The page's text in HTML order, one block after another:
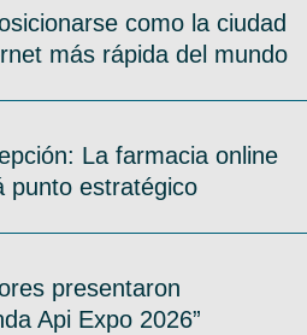
como la ciudad
más rápida del mundo
La farmacia online
punto estratégico
presentaron
Api Expo 2026”